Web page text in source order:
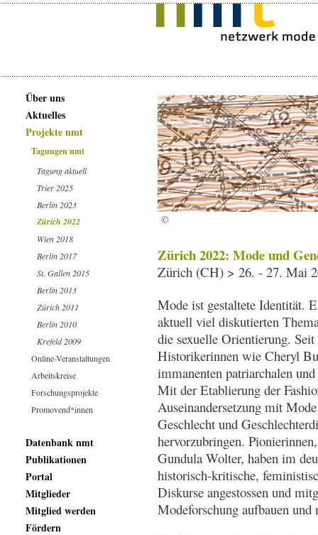
©
Zürich 2022: Mode und
Zürich (CH) > 26. - 27. Mai
Mode ist gestaltete Identität.
aktuell viel diskutierten
die sexuelle Orientierung.
Historikerinnen wie Cheryl
immanenten patriarchalen
Mit der Etablierung der
Auseinandersetzung mit
Geschlecht und
hervorzubringen.
Gundula Wolter, haben im
historisch-kritische,
Diskurse angestossen und
Modeforschung aufbauen
Über uns
Aktuelles
Projekte nmt
Tagungen nmt
Tagung aktuell
Trier 2025
Berlin 2023
Zürich 2022
Wien 2018
Berlin 2017
St. Gallen 2015
Berlin 2013
Zürich 2011
Berlin 2010
Krefeld 2009
Online-Veranstaltungen
Arbeitskreise
Forschungsprojekte
Promovend*innen
Datenbank nmt
Publikationen
Portal
Mitglieder
Mitglied werden
Fördern